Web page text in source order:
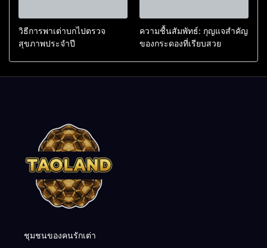
วิธีการพาเต่าบกไปตรวจ
สุขภาพประจำปี
ความชื้นสัมพัทธ์: กุญแจสำคัญ
ของกระดองที่เรียบสวย
ชุมชนของคนรักเต่า